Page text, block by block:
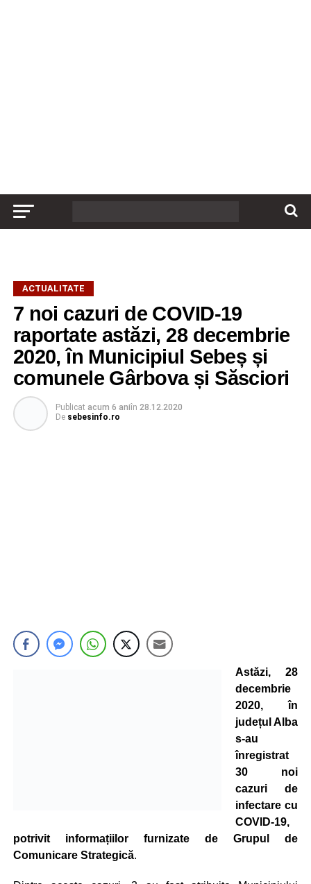
ACTUALITATE
7 noi cazuri de COVID-19
raportate astăzi, 28 decembrie
2020, în Municipiul Sebeș și
comunele Gârbova și Săsciori
Publicat acum 6 aniîn 28.12.2020
De sebesinfo.ro
Astăzi, 28
decembrie
2020, în
județul Alba
s-au
înregistrat
30 noi
cazuri de
infectare cu
COVID-19,
potrivit informațiilor furnizate de Grupul de
Comunicare Strategică.